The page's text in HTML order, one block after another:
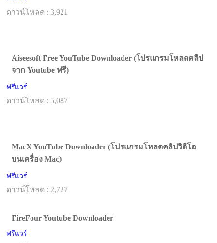
ดาวน์โหลด : 3,921
Aiseesoft Free YouTube Downloader (โปรแกรมโหลดคลิป
จาก Youtube ฟรี)
ฟรีแวร์
ดาวน์โหลด : 5,087
MacX YouTube Downloader (โปรแกรมโหลดคลิปวิดีโอ
บนเครื่อง Mac)
ฟรีแวร์
ดาวน์โหลด : 2,727
FireFour Youtube Downloader
ฟรีแวร์